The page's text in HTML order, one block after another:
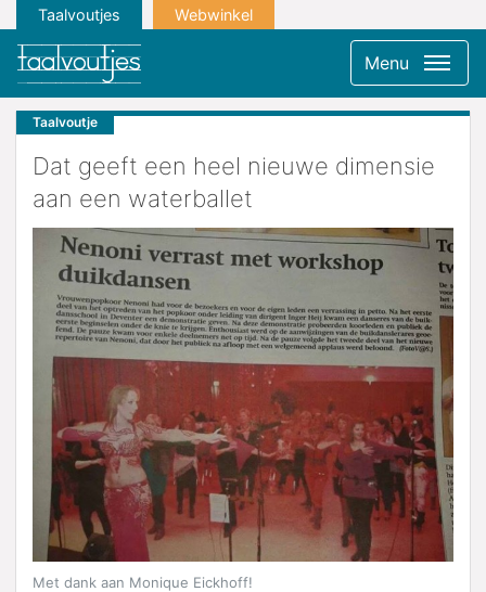
Taalvoutjes Webwinkel
Menu
Taalvoutje
Dat geeft een heel nieuwe dimensie
aan een waterballet
Met dank aan Monique Eickhoff!